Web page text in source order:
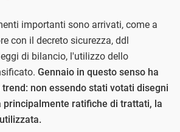
importanti sono arrivati, come a
con il decreto sicurezza, ddl
di bilancio, l'utilizzo dello
Gennaio in questo senso ha
non essendo stati votati disegni
principalmente ratifiche di trattati, la